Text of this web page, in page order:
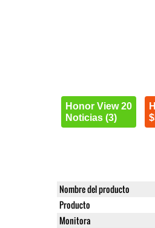
Honor View 20
Noticias (3)
Nombre del producto
Producto
Monitora